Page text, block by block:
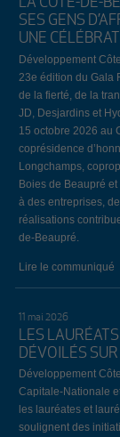
SES GENS
UNE
Développement
23e édition du Gala
de la fierté, de la
JD, Desjardins et
15 octobre 2026 au
coprésidence
Longchamps,
Boies de Beaupré
à des entreprises,
réalisations
de-Beaupré.
Lire le communiqué
11 mai 2026
LES
DÉVOILÉS
Développement
Capitale-Nationale
les lauréates et
soulignent des